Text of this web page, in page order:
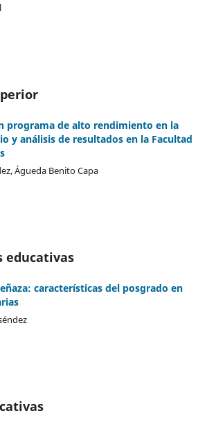
programa de alto rendimiento en la
y análisis de resultados en la Facultad
Águeda Benito Capa
educativas
características del posgrado en